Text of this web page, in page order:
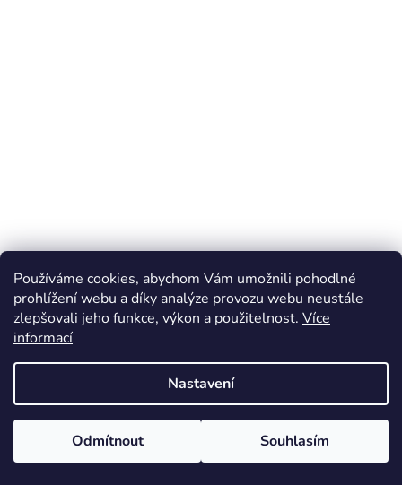
Používáme cookies, abychom Vám umožnili pohodlné
prohlížení webu a díky analýze provozu webu neustále
zlepšovali jeho funkce, výkon a použitelnost. Více
informací
Nastavení
Odmítnout Souhlasím